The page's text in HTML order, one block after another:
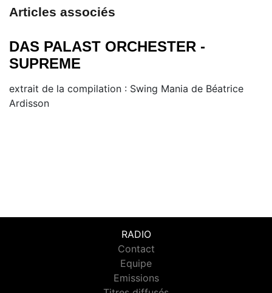
Articles associés
DAS PALAST ORCHESTER -
SUPREME
extrait de la compilation : Swing Mania de Béatrice
Ardisson
RADIO
Contact
Equipe
Emissions